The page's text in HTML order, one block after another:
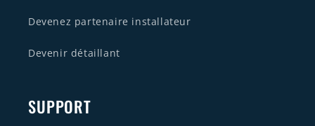
Devenez partenaire installateur
Devenir détaillant
SUPPORT